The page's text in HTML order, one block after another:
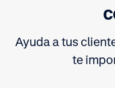
Ayuda a tus
te